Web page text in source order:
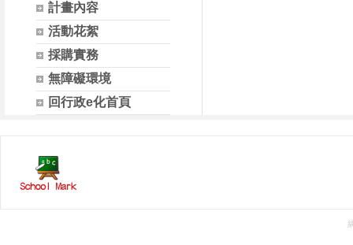
計畫內容
活動花絮
採購實務
無障礙環境
回行政e化首頁